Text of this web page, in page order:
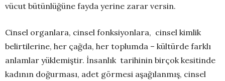
vücut bütünlüğüne fayda yerine zarar versin.
Cinsel organlara, cinsel fonksiyonlara, cinsel kimlik
belirtilerine, her çağda, her toplumda – kültürde farklı
anlamlar yüklemiştir. İnsanlık tarihinin birçok kesitinde
kadının doğurması, adet görmesi aşağılanmış, cinsel